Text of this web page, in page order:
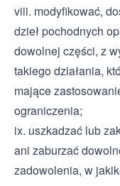
viii. modyfikować,
dzieł pochodnych
dowolnej części, z
takiego działania,
mające
ograniczenia;
ix. uszkadzać lub
ani zaburzać
zadowolenia, w